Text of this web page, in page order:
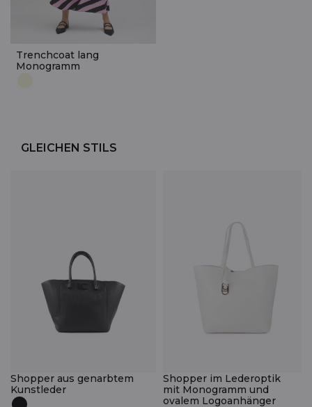
Trenchcoat lang
Monogramm
GLEICHEN STILS
Shopper aus genarbtem
Kunstleder
Shopper im Lederoptik
mit Monogramm und
ovalem Logoanhänger